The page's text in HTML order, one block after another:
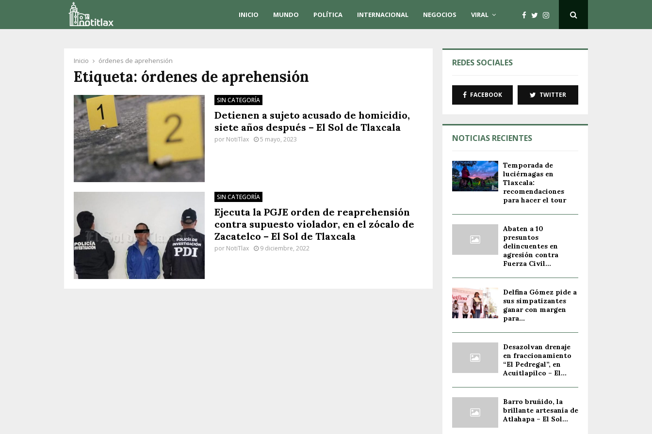
INICIO MUNDO POLÍTICA INTERNACIONAL NEGOCIOS VIRAL
Inicio órdenes de aprehensión
Etiqueta: órdenes de aprehensión
SIN CATEGORÍA
Detienen a sujeto acusado de homicidio,
siete años después – El Sol de Tlaxcala
por NotiTlax 5 mayo, 2023
SIN CATEGORÍA
Ejecuta la PGJE orden de reaprehensión
contra supuesto violador, en el zócalo de
Zacatelco – El Sol de Tlaxcala
por NotiTlax 9 diciembre, 2022
REDES SOCIALES
FACEBOOK TWITTER
NOTICIAS RECIENTES
Temporada de
luciérnagas en
Tlaxcala:
recomendaciones
para hacer el tour
Abaten a 10
presuntos
delincuentes en
agresión contra
Fuerza Civil...
Delfina Gómez pide a
sus simpatizantes
ganar con margen
para...
Desazolvan drenaje
en fraccionamiento
“El Pedregal”, en
Acuitlapilco – El...
Barro bruñido, la
brillante artesanía de
Atlahapa – El Sol...